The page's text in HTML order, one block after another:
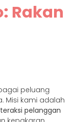
Rakan
peluang
Misi kami adalah
pelanggan